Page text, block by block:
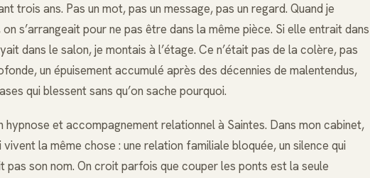
trois ans. Pas un mot, pas un message, pas un regard. Quand je
s’arrangeait pour ne pas être dans la même pièce. Si elle entrait dans
dans le salon, je montais à l’étage. Ce n’était pas de la colère, pas
un épuisement accumulé après des décennies de malentendus,
qui blessent sans qu’on sache pourquoi.
hypnose et accompagnement relationnel à Saintes. Dans mon cabinet,
la même chose : une relation familiale bloquée, un silence qui
pas son nom. On croit parfois que couper les ponts est la seule